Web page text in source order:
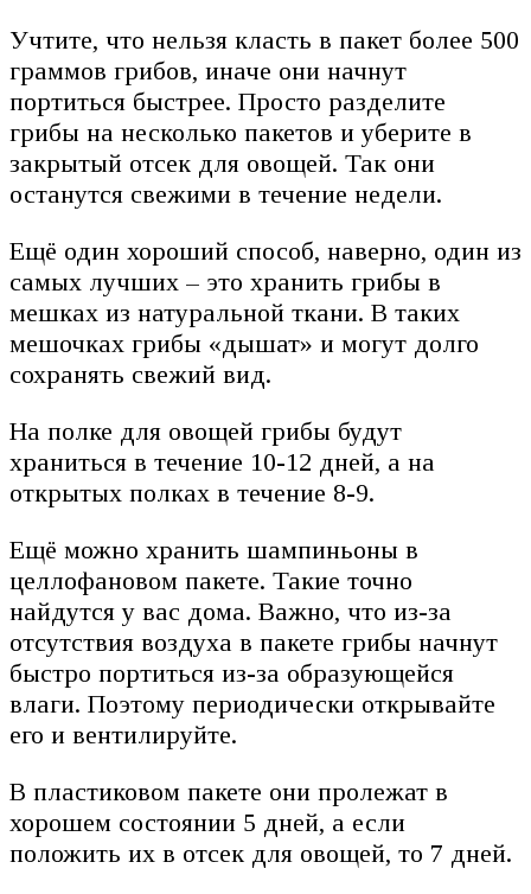
Учтите, что нельзя класть в пакет более 500
граммов грибов, иначе они начнут
портиться быстрее. Просто разделите
грибы на несколько пакетов и уберите в
закрытый отсек для овощей. Так они
останутся свежими в течение недели.
Ещё один хороший способ, наверно, один из
самых лучших – это хранить грибы в
мешках из натуральной ткани. В таких
мешочках грибы «дышат» и могут долго
сохранять свежий вид.
На полке для овощей грибы будут
храниться в течение 10-12 дней, а на
открытых полках в течение 8-9.
Ещё можно хранить шампиньоны в
целлофановом пакете. Такие точно
найдутся у вас дома. Важно, что из-за
отсутствия воздуха в пакете грибы начнут
быстро портиться из-за образующейся
влаги. Поэтому периодически открывайте
его и вентилируйте.
В пластиковом пакете они пролежат в
хорошем состоянии 5 дней, а если
положить их в отсек для овощей, то 7 дней.